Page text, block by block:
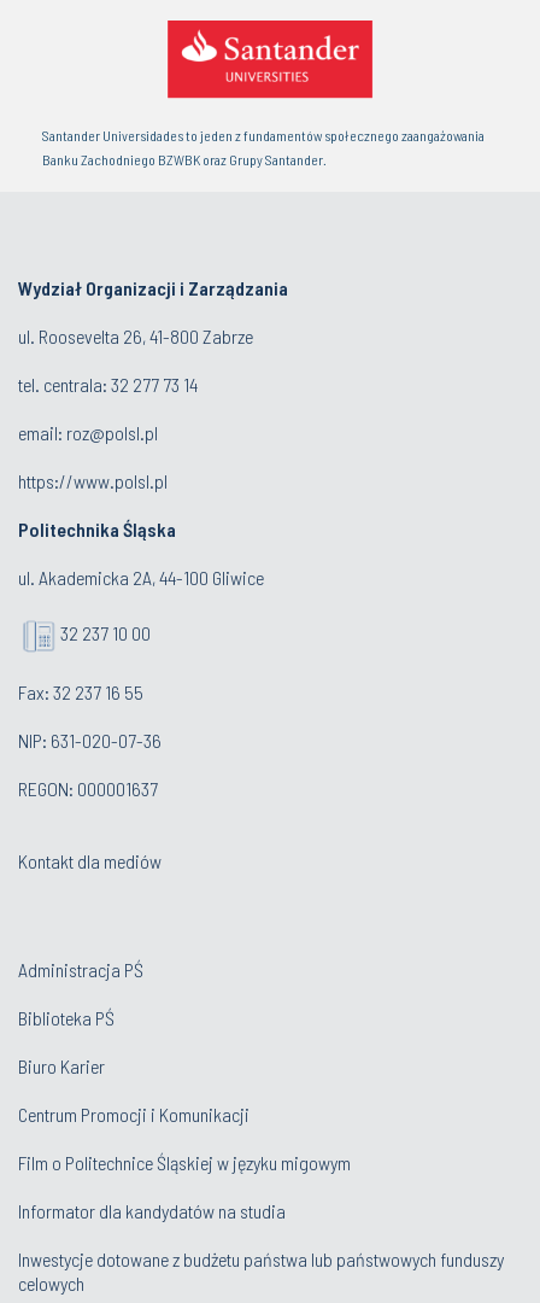
Santander Universidades to jeden z fundamentów społecznego zaangażowania
Banku Zachodniego BZWBK oraz Grupy Santander.
Wydział Organizacji i Zarządzania
ul. Roosevelta 26, 41-800 Zabrze
tel. centrala: 32 277 73 14
email: roz@polsl.pl
https://www.polsl.pl
Politechnika Śląska
ul. Akademicka 2A, 44-100 Gliwice
32 237 10 00
Fax: 32 237 16 55
NIP: 631-020-07-36
REGON: 000001637
Kontakt dla mediów
Administracja PŚ
Biblioteka PŚ
Biuro Karier
Centrum Promocji i Komunikacji
Film o Politechnice Śląskiej w języku migowym
Informator dla kandydatów na studia
Inwestycje dotowane z budżetu państwa lub państwowych funduszy
celowych